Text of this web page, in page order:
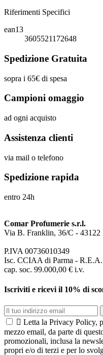
Riferimenti Specifici
ean13
3605521172648
Spedizione Gratuita
sopra i 65€ di spesa
Campioni omaggio
ad ogni acquisto
Assistenza clienti
via mail o telefono
Spedizione rapida
entro 24h
Comar Profumerie s.r.l.
Via B. Franklin, 36/C - 43122
P.IVA 00736010349
Isc. CCIAA di Parma - R.E.A.
cap. soc. 99.000,00 € i.v.
Iscriviti e ricevi il 10% di
 Letta la Privacy Policy,
mezzo email, da parte di
promozionali, inclusa la
propri e/o di terzi e per lo